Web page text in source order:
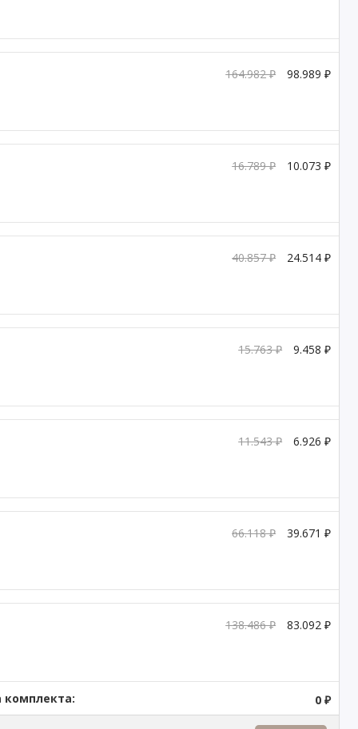
164.982 ₽ 98.989 ₽
16.789 ₽ 10.073 ₽
40.857 ₽ 24.514 ₽
15.763 ₽ 9.458 ₽
11.543 ₽ 6.926 ₽
66.118 ₽ 39.671 ₽
138.486 ₽ 83.092 ₽
комплекта: 0 ₽